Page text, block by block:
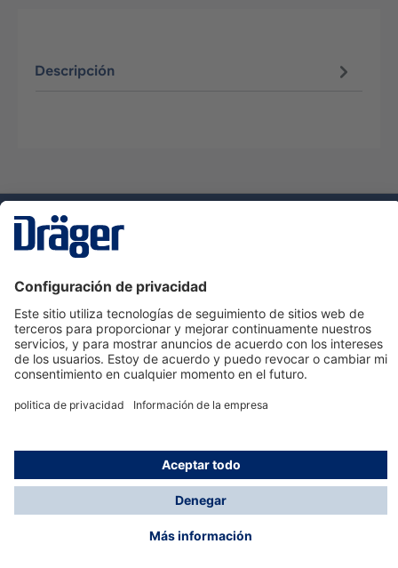
Descripción
Servicio de atención al cliente de Dräger
Ayuda
Información
© Dräger Hispania S.A.U., 2024
*Todos los precios no incluyen IVA y posibles gastos
de envío, salvo que indique lo contrario